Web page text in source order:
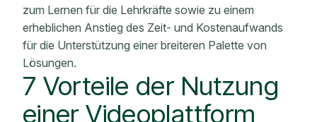
zum Lernen für die Lehrkräfte sowie zu einem
erheblichen Anstieg des Zeit- und Kostenaufwands
für die Unterstützung einer breiteren Palette von
Lösungen.
7 Vorteile der Nutzung
einer Videoplattform